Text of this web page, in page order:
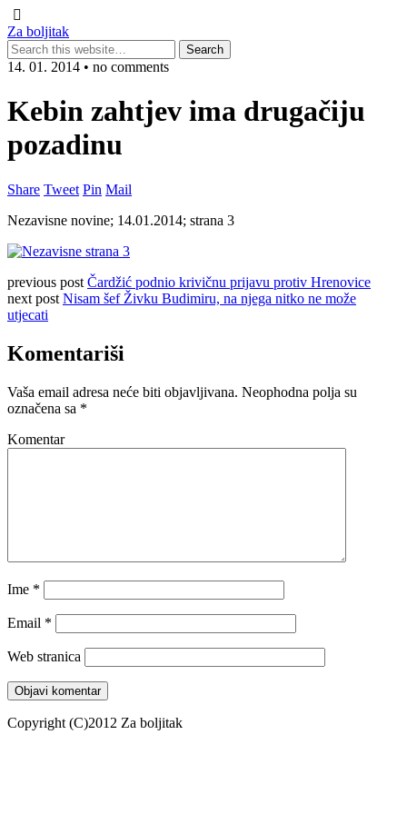
Za boljitak
14. 01. 2014 • no comments
Kebin zahtjev ima drugačiju
pozadinu
Share Tweet Pin Mail
Nezavisne novine; 14.01.2014; strana 3
previous post Čardžić podnio krivičnu prijavu protiv Hrenovice
next post Nisam šef Živku Budimiru, na njega nitko ne može
utjecati
Komentariši
Vaša email adresa neće biti objavljivana. Neophodna polja su
označena sa *
Komentar
Ime *
Email *
Web stranica
Copyright (C)2012 Za boljitak